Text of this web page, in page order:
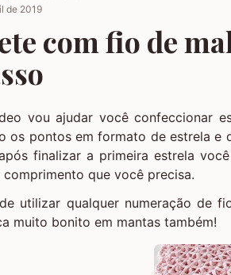
de 2019
com fio de
vou ajudar você confeccionar
os pontos em formato de estrela e
finalizar a primeira estrela
que você precisa.
utilizar qualquer numeração de
muito bonito em mantas também!